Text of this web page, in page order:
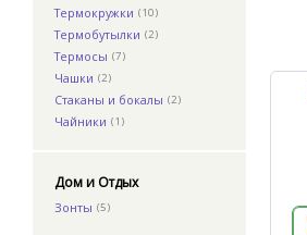
Термокружки (10)
Термобутылки (2)
Термосы (7)
Чашки (2)
Стаканы и бокалы (2)
Чайники (1)
Дом и Отдых
Зонты (5)